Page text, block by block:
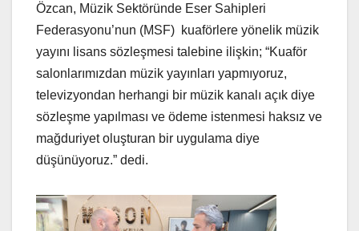
Özcan, Müzik Sektöründe Eser Sahipleri
Federasyonu’nun (MSF) kuaförlere yönelik müzik
yayını lisans sözleşmesi talebine ilişkin; “Kuaför
salonlarımızdan müzik yayınları yapmıyoruz,
televizyondan herhangi bir müzik kanalı açık diye
sözleşme yapılması ve ödeme istenmesi haksız ve
mağduriyet oluşturan bir uygulama diye
düşünüyoruz.” dedi.